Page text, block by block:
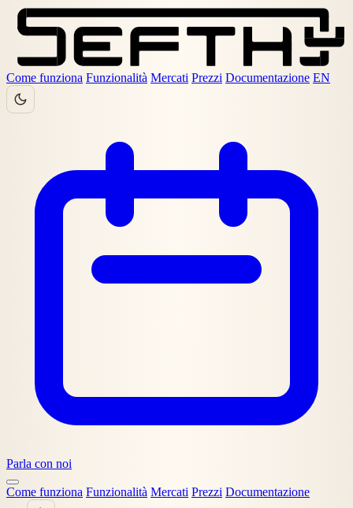
Come funziona Funzionalità Mercati Prezzi Documentazione EN
Parla con noi
Come funziona Funzionalità Mercati Prezzi Documentazione